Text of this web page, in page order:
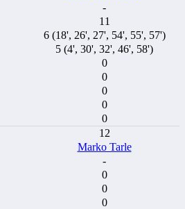
-
11
6 (18', 26', 27', 54', 55', 57')
5 (4', 30', 32', 46', 58')
0
0
0
0
0
12
Marko Tarle
-
0
0
0